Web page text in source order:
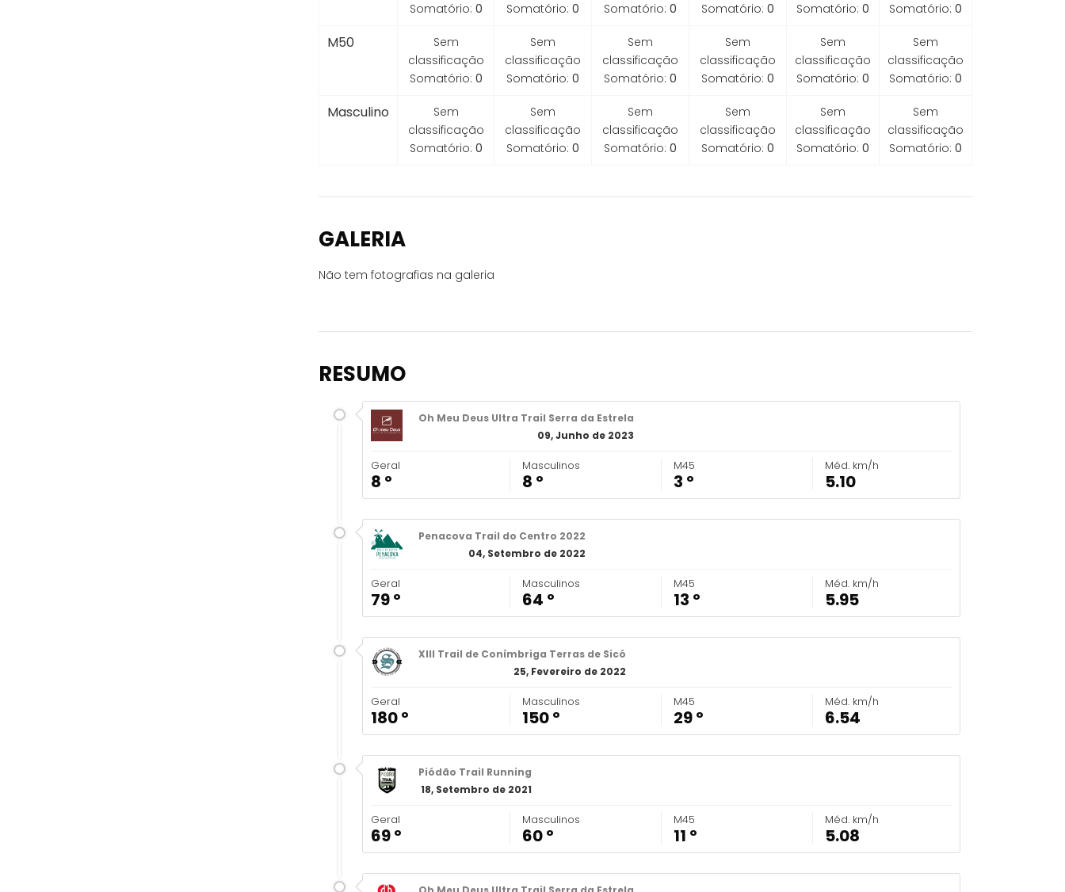
Somatório: 0
Somatório: 0
Somatório: 0
Somatório: 0
Somatório: 0
Somatório: 0
M50
Sem
classificação
Somatório: 0
Sem
classificação
Somatório: 0
Sem
classificação
Somatório: 0
Sem
classificação
Somatório: 0
Sem
classificação
Somatório: 0
Sem
classificação
Somatório: 0
Masculino
Sem
classificação
Somatório: 0
Sem
classificação
Somatório: 0
Sem
classificação
Somatório: 0
Sem
classificação
Somatório: 0
Sem
classificação
Somatório: 0
Sem
classificação
Somatório: 0
GALERIA
Não tem fotografias na galeria
RESUMO
Oh Meu Deus Ultra Trail Serra da Estrela
09, Junho de 2023
Geral
8 º
Masculinos
8 º
M45
3 º
Méd. km/h
5.10
Penacova Trail do Centro 2022
04, Setembro de 2022
Geral
79 º
Masculinos
64 º
M45
13 º
Méd. km/h
5.95
XIII Trail de Conímbriga Terras de Sicó
25, Fevereiro de 2022
Geral
180 º
Masculinos
150 º
M45
29 º
Méd. km/h
6.54
Piódão Trail Running
18, Setembro de 2021
Geral
69 º
Masculinos
60 º
M45
11 º
Méd. km/h
5.08